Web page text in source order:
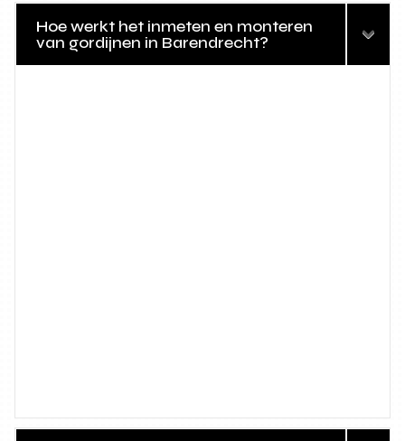
Hoe werkt het inmeten en monteren
van gordijnen in Barendrecht?